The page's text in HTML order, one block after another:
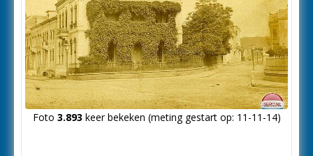
Foto 3.893 keer bekeken (meting gestart op: 11-11-14)